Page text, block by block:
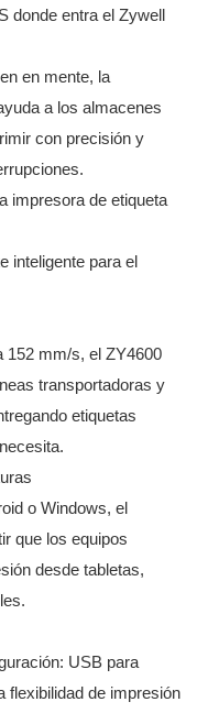
donde entra el Zywell
en mente, la
a los almacenes
con precisión y
inteligente para el
152 mm/s, el ZY4600
transportadoras y
etiquetas
o Windows, el
que los equipos
desde tabletas,
USB para
flexibilidad de impresión